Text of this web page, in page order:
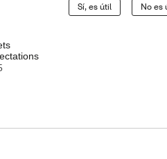
Sí, es útil No es